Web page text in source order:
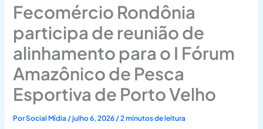
Fecomércio Rondônia
participa de reunião de
alinhamento para o I Fórum
Amazônico de Pesca
Esportiva de Porto Velho
PorSocial Mídia /julho 6, 2026 /2 minutos de leitura